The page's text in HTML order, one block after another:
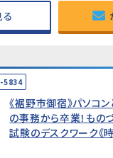
5834
《裾野市御宿》パソコ
の事務から卒業！もの
試験のデスクワーク